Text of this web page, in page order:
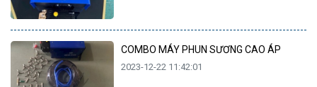
COMBO MÁY PHUN SƯƠNG CAO ÁP
2023-12-22 11:42:01